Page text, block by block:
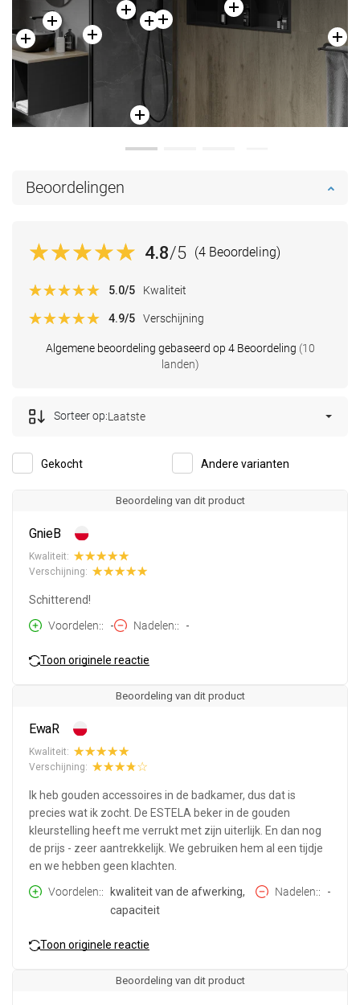
Beoordelingen
4.8/5 (4 Beoordeling)
Algemene beoordeling gebaseerd op 4 Beoordeling (10
landen)
5.0/5 Kwaliteit
4.9/5 Verschijning
Gekocht Andere varianten
Sorteer op:Laatste
Beoordeling van dit product
GnieB
Kwaliteit:
Verschijning:
Schitterend!
Voordelen:
- Nadelen: -
Toon originele reactie
Beoordeling van dit product
EwaR
Kwaliteit:
Verschijning:
Ik heb gouden accessoires in de badkamer, dus dat is
precies wat ik zocht. De ESTELA beker in de gouden
kleurstelling heeft me verrukt met zijn uiterlijk. En dan nog
de prijs - zeer aantrekkelijk. We gebruiken hem al een tijdje
en we hebben geen klachten.
Voordelen:
kwaliteit van de afwerking,
capaciteit
Nadelen: -
Toon originele reactie
Beoordeling van dit product